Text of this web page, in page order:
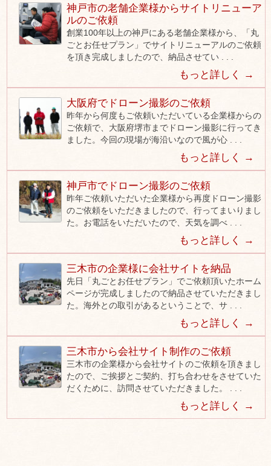
神戸市の老舗企業様からサイトリニューア
ルのご依頼
創業100年以上の神戸にある老舗企業様から、「丸
ごとお任せプラン」でサイトリニューアルのご依頼
を頂き完成しましたので、納品させてい . . .
もっと詳しく →
大阪府でドローン撮影のご依頼
昨年から何度もご依頼いただいている企業様からの
ご依頼で、大阪府堺市までドローン撮影に行ってき
ました。今回の現場が海沿いなので風が心 . . .
もっと詳しく →
神戸市でドローン撮影のご依頼
昨年ご依頼いただいた企業様から再度ドローン撮影
のご依頼をいただきましたので、行ってまいりまし
た。お電話をいただいたので、天気を調べ . . .
もっと詳しく →
三木市の企業様に会社サイトを納品
先日「丸ごとお任せプラン」でご依頼頂いたホーム
ページが完成しましたので納品させていただきまし
た。海外との取引があるということで、サ . . .
もっと詳しく →
三木市から会社サイト制作のご依頼
三木市の企業様から会社サイトのご依頼を頂きまし
たので、ご挨拶とご契約、打ち合わせをさせていた
だくために、訪問させていただきました。 . . .
もっと詳しく →